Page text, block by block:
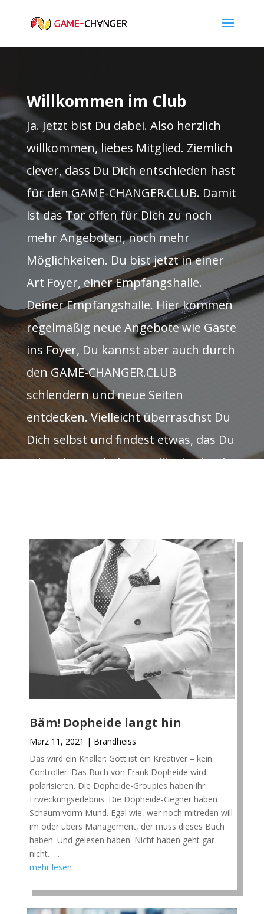
Willkommen im Club
Ja. Jetzt bist Du dabei. Also herzlich
willkommen, liebes Mitglied. Ziemlich
clever, dass Du Dich entschieden hast
für den GAME-CHANGER.CLUB. Damit
ist das Tor offen für Dich zu noch
mehr Angeboten, noch mehr
Möglichkeiten. Du bist jetzt in einer
Art Foyer, einer Empfangshalle.
Deiner Empfangshalle. Hier kommen
regelmäßig neue Angebote wie Gäste
ins Foyer, Du kannst aber auch durch
den GAME-CHANGER.CLUB
schlendern und neue Seiten
entdecken. Vielleicht überraschst Du
Dich selbst und findest etwas, das Du
schon immer haben wolltest oder das
Bäm! Dopheide langt hin
März 11, 2021 | Brandheiss
Das wird ein Knaller: Gott ist ein Kreativer – kein
Controller. Das Buch von Frank Dopheide wird
polarisieren. Die Dopheide-Groupies haben ihr
Erweckungserlebnis. Die Dopheide-Gegner haben
Schaum vorm Mund. Egal wie, wer noch mitreden will
im oder übers Management, der muss dieses Buch
haben. Und gelesen haben. Nicht haben geht gar
nicht. ...
mehr lesen